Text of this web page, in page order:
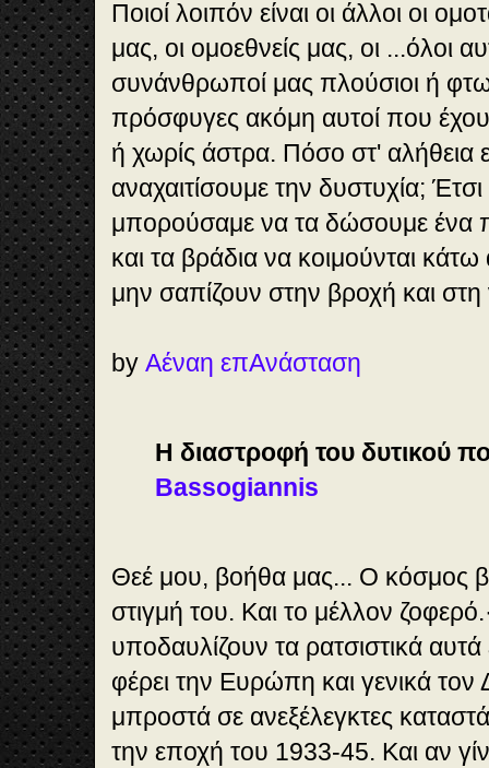
Ποιοί λοιπόν είναι οι άλλοι οι
μας, οι ομοεθνείς μας, οι ...όλοι
συνάνθρωποί μας πλούσιοι ή
πρόσφυγες ακόμη αυτοί που
ή χωρίς άστρα. Πόσο στ' αλήθεια
αναχαιτίσουμε την δυστυχία;
μπορούσαμε να τα δώσουμε ένα
και τα βράδια να κοιμούνται
μην σαπίζουν στην βροχή και στη
by Αέναη επΑνάσταση
Η διαστροφή του δυτικού
Bassogiannis
Θεέ μου, βοήθα μας... Ο κόσμος
στιγμή του. Και το μέλλον
υποδαυλίζουν τα ρατσιστικά
φέρει την Ευρώπη και γενικά
μπροστά σε ανεξέλεγκτες
την εποχή του 1933-45. Και αν